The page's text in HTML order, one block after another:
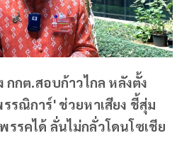
กกต.สอบก้าวไกล หลังตั้ง
รณิการ์' ช่วยหาเสียง ชี้สุ่ม
รรคได้ ลั่นไม่กลั่วโดนโซเชีย